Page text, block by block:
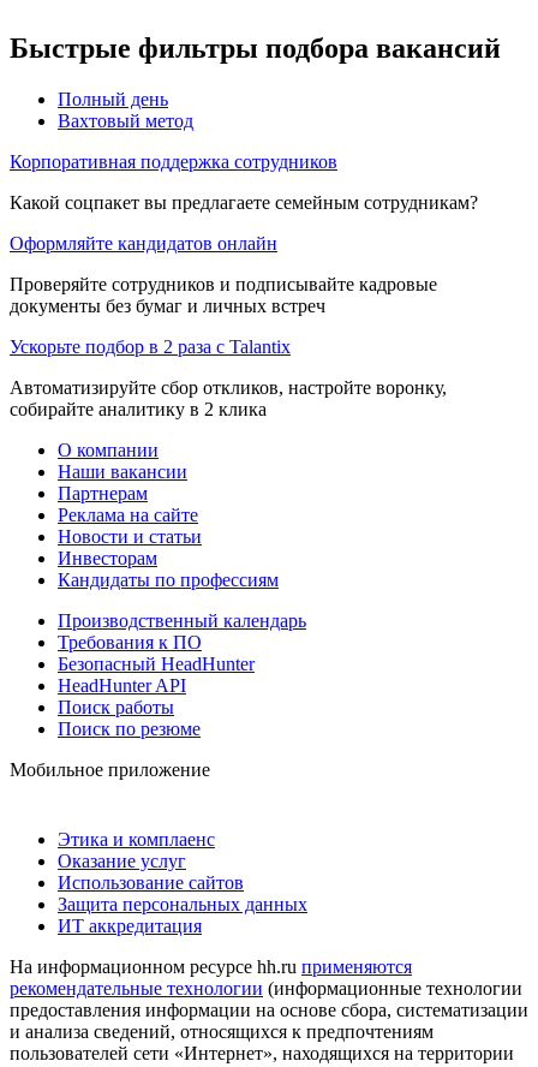
Быстрые фильтры подбора вакансий
Полный день
Вахтовый метод
Корпоративная поддержка сотрудников
Какой соцпакет вы предлагаете семейным сотрудникам?
Оформляйте кандидатов онлайн
Проверяйте сотрудников и подписывайте кадровые
документы без бумаг и личных встреч
Ускорьте подбор в 2 раза с Talantix
Автоматизируйте сбор откликов, настройте воронку,
собирайте аналитику в 2 клика
О компании
Наши вакансии
Партнерам
Реклама на сайте
Новости и статьи
Инвесторам
Кандидаты по профессиям
Производственный календарь
Требования к ПО
Безопасный HeadHunter
HeadHunter API
Поиск работы
Поиск по резюме
Мобильное приложение
Этика и комплаенс
Оказание услуг
Использование сайтов
Защита персональных данных
ИТ аккредитация
На информационном ресурсе hh.ru применяются
рекомендательные технологии (информационные технологии
предоставления информации на основе сбора, систематизации
и анализа сведений, относящихся к предпочтениям
пользователей сети «Интернет», находящихся на территории